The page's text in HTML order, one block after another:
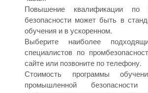
Повышение квалификации по
безопасности может быть в
обучения и в ускоренном.
Выберите наиболее
специалистов по
сайте или позвоните по телефону.
Стоимость программы
промышленной